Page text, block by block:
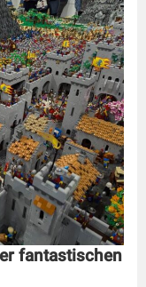
fantastischen